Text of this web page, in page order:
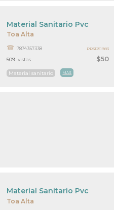
Toa Alta
$50
Material Sanitario Pvc
7874357338
Material sanitario MAS
509 vistas
PR31251983
Toa Alta
Material Sanitario Pvc